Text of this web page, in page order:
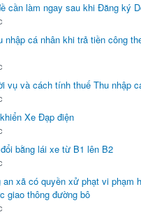
cần làm ngay sau khi Đăng ký
nhập cá nhân khi trả tiền công
vụ và cách tính thuế Thu nhập
Xe Đạp điện
bằng lái xe từ B1 lên B2
an xã có quyền xử phạt vi phạm
giao thông đường bô